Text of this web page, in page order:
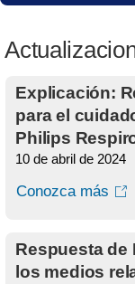
Explicación:
para el
Philips
10 de abril de 2024
Conozca más
Respuesta de
los medios